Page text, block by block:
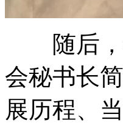
随后，
会秘书长
展历程、